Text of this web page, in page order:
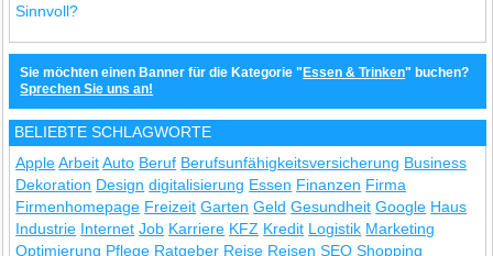
Sie möchten einen Banner für die Kategorie " Essen & Trinken" buchen?
Sprechen Sie uns an!
BELIEBTE SCHLAGWORTE
Apple Arbeit Auto Beruf Berufsunfähigkeitsversicherung Business
Dekoration Design digitalisierung Essen Finanzen Firma
Firmenhomepage Freizeit Garten Geld Gesundheit Google Haus
Industrie Internet Job Karriere KFZ Kredit Logistik Marketing
Optimierung Pflege Ratgeber Reise Reisen SEO Shopping